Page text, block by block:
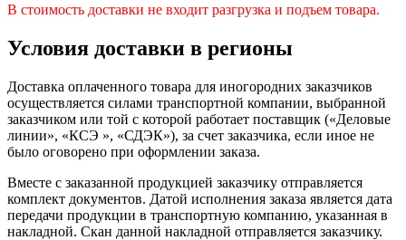
В стоимость доставки не входит разгрузка и подъем товара.
Условия доставки в регионы
Доставка оплаченного товара для иногородних заказчиков
осуществляется силами транспортной компании, выбранной
заказчиком или той с которой работает поставщик («Деловые
линии», «КСЭ », «СДЭК»), за счет заказчика, если иное не
было оговорено при оформлении заказа.
Вместе с заказанной продукцией заказчику отправляется
комплект документов. Датой исполнения заказа является дата
передачи продукции в транспортную компанию, указанная в
накладной. Скан данной накладной отправляется заказчику.